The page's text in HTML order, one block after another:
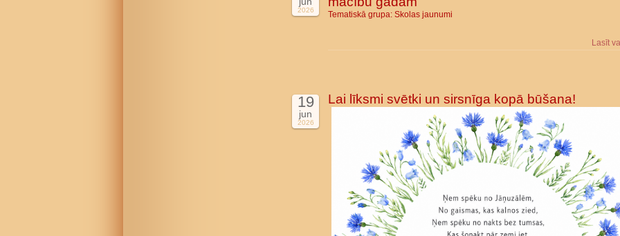
2026 Tematiskā grupa: Skolas jaunumi
Lasīt
19
jun
2026
Lai līksmi svētki un sirsnīga kopā būšana!